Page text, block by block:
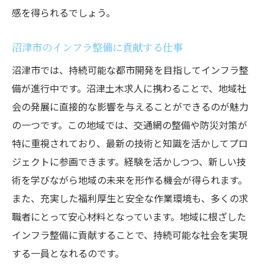
感を得られるでしょう。
沼津市のインフラ整備に貢献する仕事
沼津市では、持続可能な都市開発を目指してインフラ整
備が進行中です。沼津土木求人に携わることで、地域社
会の発展に直接的な影響を与えることができるのが魅力
の一つです。この地域では、交通網の整備や防災対策が
特に重視されており、最新の技術と知識を活かしてプロ
ジェクトに参画できます。経験を活かしつつ、新しい技
術を学びながら地域の未来を形作る機会が得られます。
また、充実した福利厚生と安全な作業環境も、多くの求
職者にとって安心材料となっています。地域に根ざした
インフラ整備に貢献することで、持続可能な社会を実現
する一員となれるのです。